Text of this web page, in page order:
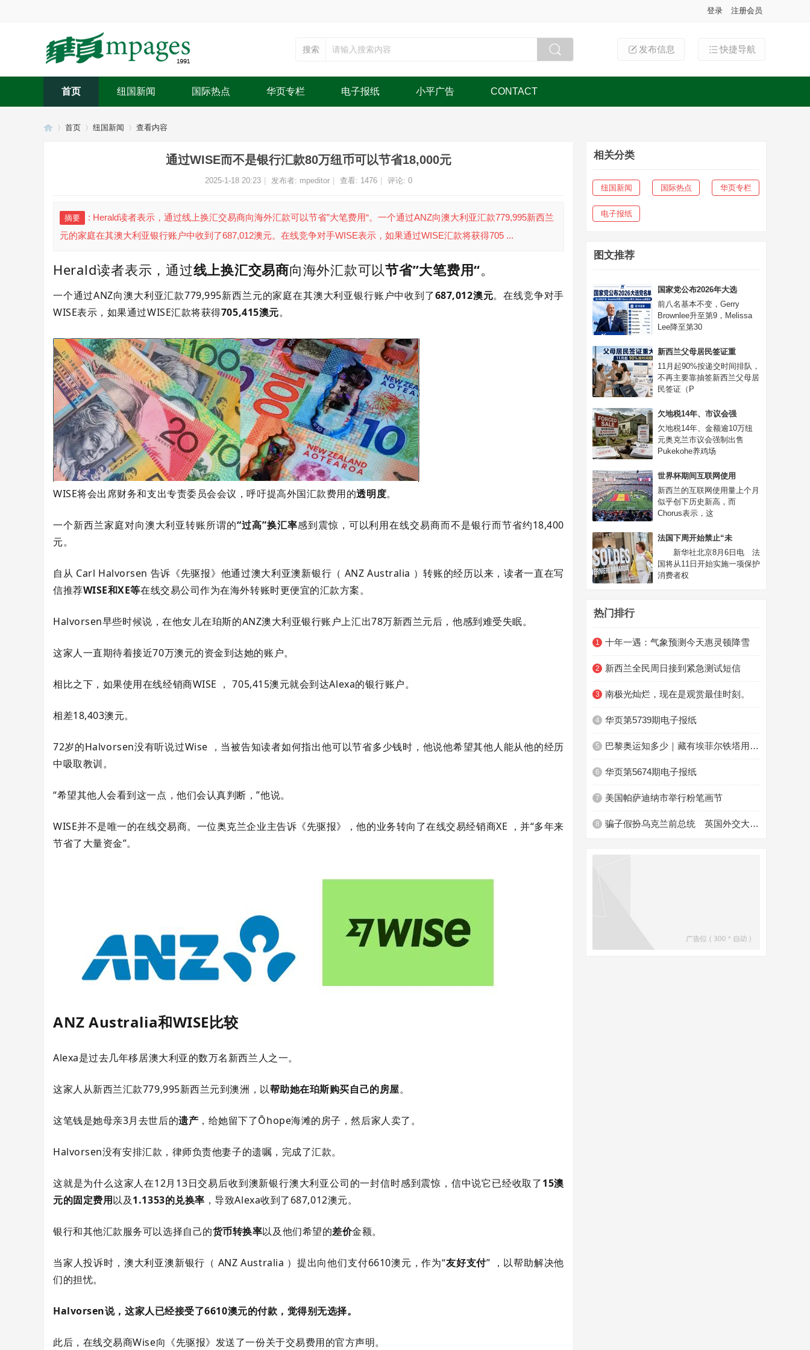
登录 注册会员
快捷导航
发布信息
搜索
首页 纽国新闻 国际热点 华页专栏 电子报纸 小平广告 CONTACT
首页 纽国新闻 查看内容
通过WISE而不是银行汇款80万纽币可以节省18,000元
2025-1-18 20:23 发布者: mpeditor 查看: 1476 评论: 0
摘要
: Herald读者表示，通过线上换汇交易商向海外汇款可以节省”大笔费用“。一个通过ANZ向澳大利亚汇款779,995新西兰
元的家庭在其澳大利亚银行账户中收到了687,012澳元。在线竞争对手WISE表示，如果通过WISE汇款将获得705 ...
Herald读者表示，通过线上换汇交易商向海外汇款可以节省”大笔费用“。
一个通过ANZ向澳大利亚汇款779,995新西兰元的家庭在其澳大利亚银行账户中收到了687,012澳元。在线竞争对手
WISE表示，如果通过WISE汇款将获得705,415澳元。
WISE将会出席财务和支出专责委员会会议，呼吁提高外国汇款费用的透明度。
一个新西兰家庭对向澳大利亚转账所谓的“过高”换汇率感到震惊，可以利用在线交易商而不是银行而节省约18,400
元。
自从 Carl Halvorsen 告诉《先驱报》他通过澳大利亚澳新银行（ ANZ Australia ）转账的经历以来，读者一直在写
信推荐WISE和XE等在线交易公司作为在海外转账时更便宜的汇款方案。
Halvorsen早些时候说，在他女儿在珀斯的ANZ澳大利亚银行账户上汇出78万新西兰元后，他感到难受失眠。
这家人一直期待着接近70万澳元的资金到达她的账户。
相比之下，如果使用在线经销商WISE ， 705,415澳元就会到达Alexa的银行账户。
相差18,403澳元。
72岁的Halvorsen没有听说过Wise ，当被告知读者如何指出他可以节省多少钱时，他说他希望其他人能从他的经历
中吸取教训。
“希望其他人会看到这一点，他们会认真判断，”他说。
WISE并不是唯一的在线交易商。一位奥克兰企业主告诉《先驱报》，他的业务转向了在线交易经销商XE ，并“多年来
节省了大量资金”。
ANZ Australia和WISE比较
Alexa是过去几年移居澳大利亚的数万名新西兰人之一。
这家人从新西兰汇款779,995新西兰元到澳洲，以帮助她在珀斯购买自己的房屋。
这笔钱是她母亲3月去世后的遗产 ，给她留下了Ōhope海滩的房子，然后家人卖了。
Halvorsen没有安排汇款，律师负责他妻子的遗嘱，完成了汇款。
这就是为什么这家人在12月13日交易后收到澳新银行澳大利亚公司的一封信时感到震惊，信中说它已经收取了15澳
元的固定费用以及1.1353的兑换率 ，导致Alexa收到了687,012澳元。
银行和其他汇款服务可以选择自己的货币转换率以及他们希望的差价金额。
当家人投诉时，澳大利亚澳新银行（ ANZ Australia ）提出向他们支付6610澳元，作为“友好支付” ，以帮助解决他
们的担忧。
Halvorsen说，这家人已经接受了6610澳元的付款，觉得别无选择。
此后，在线交易商Wise向《先驱报》发送了一份关于交易费用的官方声明。
相关分类
纽国新闻 国际热点 华页专栏
电子报纸
图文推荐
国家党公布2026年大选
前八名基本不变，Gerry
Brownlee升至第9，Melissa
Lee降至第30
新西兰父母居民签证重
11月起90%按递交时间排队，
不再主要靠抽签新西兰父母居
民签证（P
欠地税14年、市议会强
欠地税14年、金额逾10万纽
元奥克兰市议会强制出售
Pukekohe养鸡场
世界杯期间互联网使用
新西兰的互联网使用量上个月
似乎创下历史新高，而
Chorus表示，这
法国下周开始禁止“未
新华社北京8月6日电 法
国将从11日开始实施一项保护
消费者权
热门排行
1 十年一遇：气象预测今天惠灵顿降雪
2 新西兰全民周日接到紧急测试短信
3 南极光灿烂，现在是观赏最佳时刻。
4 华页第5739期电子报纸
5 巴黎奥运知多少｜藏有埃菲尔铁塔用料的奥运奖牌
6 华页第5674期电子报纸
7 美国帕萨迪纳市举行粉笔画节
8 骗子假扮乌克兰前总统 英国外交大臣上当